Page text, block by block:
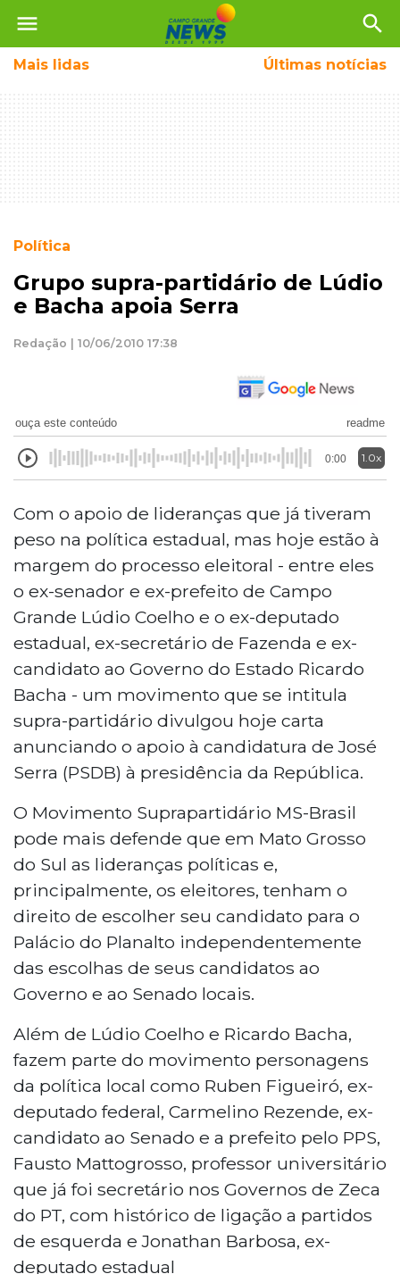
menu search
Mais lidas Últimas notícias
Política
Grupo supra-partidário de Lúdio
e Bacha apoia Serra
Redação | 10/06/2010 17:38
ouça este conteúdo readme
0:00 1.0x
Com o apoio de lideranças que já tiveram
peso na política estadual, mas hoje estão à
margem do processo eleitoral - entre eles
o ex-senador e ex-prefeito de Campo
Grande Lúdio Coelho e o ex-deputado
estadual, ex-secretário de Fazenda e ex-
candidato ao Governo do Estado Ricardo
Bacha - um movimento que se intitula
supra-partidário divulgou hoje carta
anunciando o apoio à candidatura de José
Serra (PSDB) à presidência da República.
O Movimento Suprapartidário MS-Brasil
pode mais defende que em Mato Grosso
do Sul as lideranças políticas e,
principalmente, os eleitores, tenham o
direito de escolher seu candidato para o
Palácio do Planalto independentemente
das escolhas de seus candidatos ao
Governo e ao Senado locais.
Além de Lúdio Coelho e Ricardo Bacha,
fazem parte do movimento personagens
da política local como Ruben Figueiró, ex-
deputado federal, Carmelino Rezende, ex-
candidato ao Senado e a prefeito pelo PPS,
Fausto Mattogrosso, professor universitário
que já foi secretário nos Governos de Zeca
do PT, com histórico de ligação a partidos
de esquerda e Jonathan Barbosa, ex-
deputado estadual